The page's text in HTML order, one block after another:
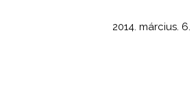
2014. március. 6.